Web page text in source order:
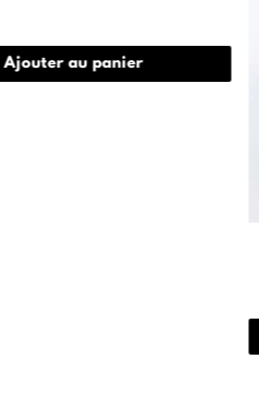
Ajouter au panier